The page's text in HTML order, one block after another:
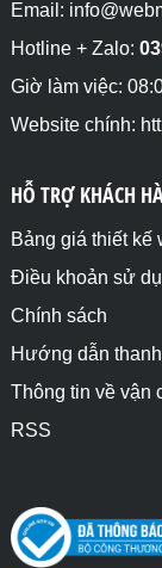
Email:
Hotline + Zalo:
Giờ làm việc:
Website chính:
HỖ TRỢ KHÁCH
Bảng giá thiết kế
Điều khoản sử
Chính sách
Hướng dẫn
Thông tin về vận
RSS